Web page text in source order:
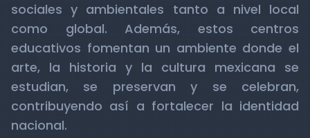
sociales y ambientales tanto a nivel local
como global. Además, estos centros
educativos fomentan un ambiente donde el
arte, la historia y la cultura mexicana se
estudian, se preservan y se celebran,
contribuyendo así a fortalecer la identidad
nacional.